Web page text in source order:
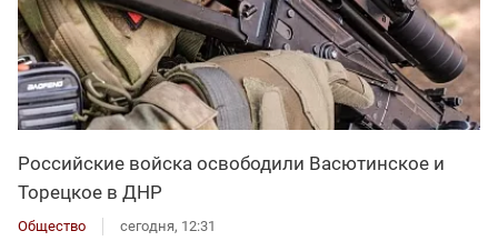
Российские войска освободили Васютинское и
Торецкое в ДНР
Общество сегодня, 12:31